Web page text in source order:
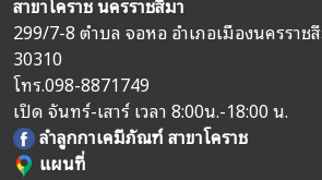
299/7-8 ตำบล จอหอ อำเภอเมืองนครราช
30310
โทร.098-8871749
เปิด จันทร์-เสาร์ เวลา 8:00น.-18:00 น.
ลำลูกกาเคมีภัณฑ์ สาขาโคราช
แผนที่